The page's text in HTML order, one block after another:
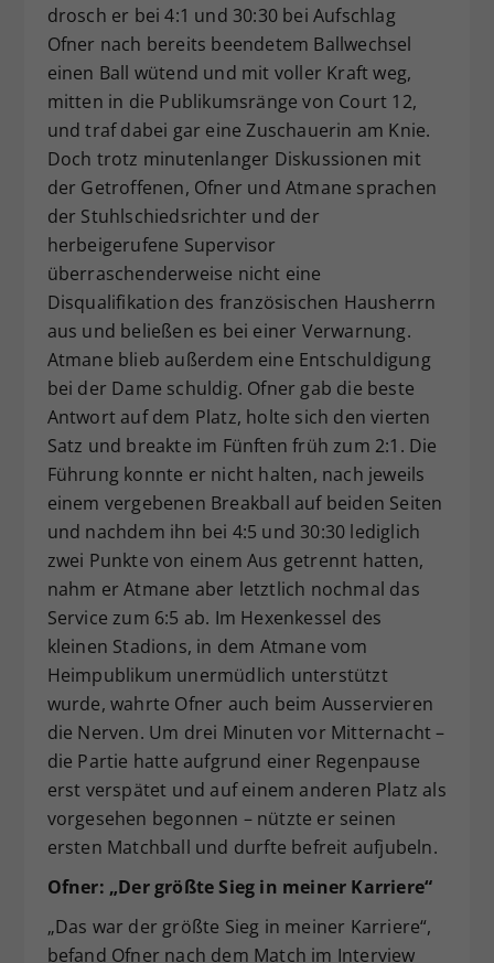
drosch er bei 4:1 und 30:30 bei Aufschlag
Ofner nach bereits beendetem Ballwechsel
einen Ball wütend und mit voller Kraft weg,
mitten in die Publikumsränge von Court 12,
und traf dabei gar eine Zuschauerin am Knie.
Doch trotz minutenlanger Diskussionen mit
der Getroffenen, Ofner und Atmane sprachen
der Stuhlschiedsrichter und der
herbeigerufene Supervisor
überraschenderweise nicht eine
Disqualifikation des französischen Hausherrn
aus und beließen es bei einer Verwarnung.
Atmane blieb außerdem eine Entschuldigung
bei der Dame schuldig. Ofner gab die beste
Antwort auf dem Platz, holte sich den vierten
Satz und breakte im Fünften früh zum 2:1. Die
Führung konnte er nicht halten, nach jeweils
einem vergebenen Breakball auf beiden Seiten
und nachdem ihn bei 4:5 und 30:30 lediglich
zwei Punkte von einem Aus getrennt hatten,
nahm er Atmane aber letztlich nochmal das
Service zum 6:5 ab. Im Hexenkessel des
kleinen Stadions, in dem Atmane vom
Heimpublikum unermüdlich unterstützt
wurde, wahrte Ofner auch beim Ausservieren
die Nerven. Um drei Minuten vor Mitternacht –
die Partie hatte aufgrund einer Regenpause
erst verspätet und auf einem anderen Platz als
vorgesehen begonnen – nützte er seinen
ersten Matchball und durfte befreit aufjubeln.
Ofner: „Der größte Sieg in meiner Karriere“
„Das war der größte Sieg in meiner Karriere“,
befand Ofner nach dem Match im Interview